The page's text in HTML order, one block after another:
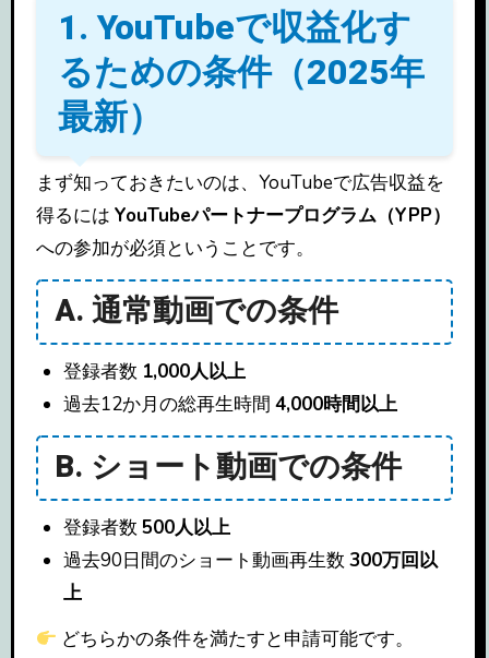
1. YouTubeで収益化す
るための条件（2025年
最新）
まず知っておきたいのは、YouTubeで広告収益を
得るには YouTubeパートナープログラム（YPP）
への参加が必須ということです。
A. 通常動画での条件
登録者数 1,000人以上
過去12か月の総再生時間4,000時間以上
B. ショート動画での条件
登録者数500人以上
過去90日間のショート動画再生数300万回以
上
どちらかの条件を満たすと申請可能です。